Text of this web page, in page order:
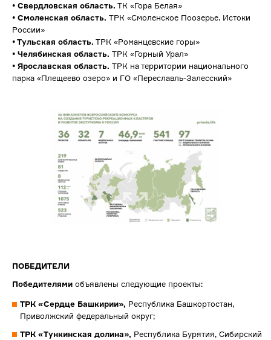
• Свердловская область. ТК «Гора Белая»
• Смоленская область. ТРК «Смоленское Поозерье. Истоки
России»
• Тульская область. ТРК «Романцевские горы»
• Челябинская область. ТРК «Горный Урал»
• Ярославская область. ТРК на территории национального
парка «Плещеево озеро» и ГО «Переславль-Залесский»
ПОБЕДИТЕЛИ
Победителями объявлены следующие проекты:
ТРК «Сердце Башкирии», Республика Башкортостан,
Приволжский федеральный округ;
ТРК «Тункинская долина», Республика Бурятия, Сибирский